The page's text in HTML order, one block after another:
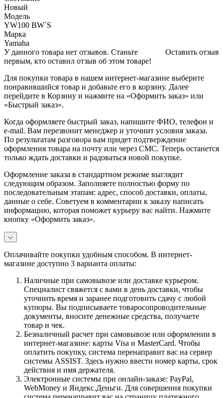
Новый
Модель
YW100 BW`S
Марка
Yamaha
Оставить отзыв
У данного товара нет отзывов. Станьте
первым, кто оставил отзыв об этом товаре!
Для покупки товара в нашем интернет-магазине выберите
понравившийся товар и добавьте его в корзину. Далее
перейдите в Корзину и нажмите на «Оформить заказ» или
«Быстрый заказ».
Когда оформляете быстрый заказ, напишите ФИО, телефон и
e-mail. Вам перезвонит менеджер и уточнит условия заказа.
По результатам разговора вам придет подтверждение
оформления товара на почту или через СМС. Теперь останется
только ждать доставки и радоваться новой покупке.
Оформление заказа в стандартном режиме выглядит
следующим образом. Заполняете полностью форму по
последовательным этапам: адрес, способ доставки, оплаты,
данные о себе. Советуем в комментарии к заказу написать
информацию, которая поможет курьеру вас найти. Нажмите
кнопку «Оформить заказ».
Оплачивайте покупки удобным способом. В интернет-
магазине доступно 3 варианта оплаты:
Наличные при самовывозе или доставке курьером.
Специалист свяжется с вами в день доставки, чтобы
уточнить время и заранее подготовить сдачу с любой
купюры. Вы подписываете товаросопроводительные
документы, вносите денежные средства, получаете
товар и чек.
Безналичный расчет при самовывозе или оформлении в
интернет-магазине: карты Visa и MasterCard. Чтобы
оплатить покупку, система перенаправит вас на сервер
системы ASSIST. Здесь нужно ввести номер карты, срок
действия и имя держателя.
Электронные системы при онлайн-заказе: PayPal,
WebMoney и Яндекс.Деньги. Для совершения покупки